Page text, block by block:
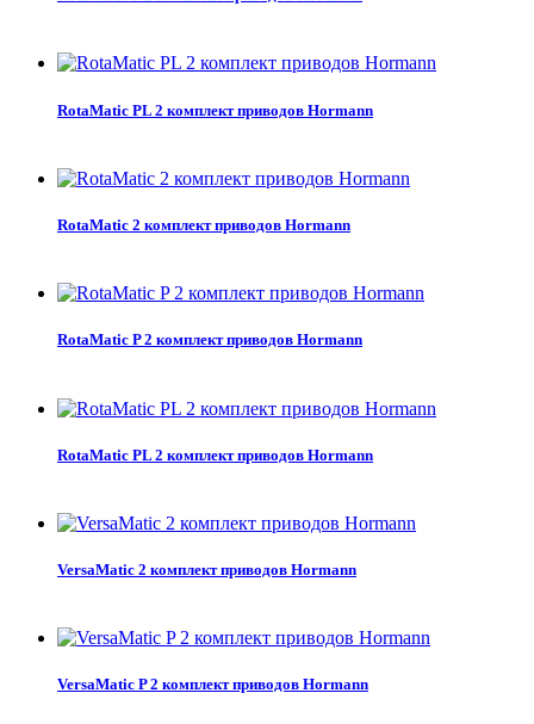
RotaMatic PL 2 комплект приводов Hormann
RotaMatic 2 комплект приводов Hormann
RotaMatic P 2 комплект приводов Hormann
RotaMatic PL 2 комплект приводов Hormann
VersaMatic 2 комплект приводов Hormann
VersaMatic P 2 комплект приводов Hormann